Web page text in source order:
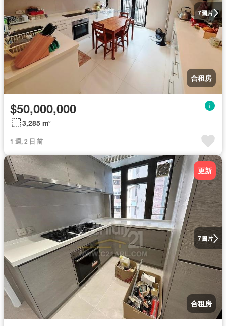
7圖片
合租房
$50,000,000
3,285 m²
1 週, 2 日 前
7圖片
更新
合租房